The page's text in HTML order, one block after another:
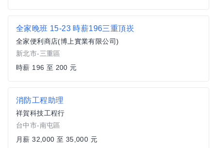
全家晚班 15-23 時薪196三重頂崁
全家便利商店(博上實業有限公司)
新北市-三重區
時薪 196 至 200 元
消防工程助理
祥賀科技工程行
台中市-南屯區
月薪 32,000 至 35,000 元